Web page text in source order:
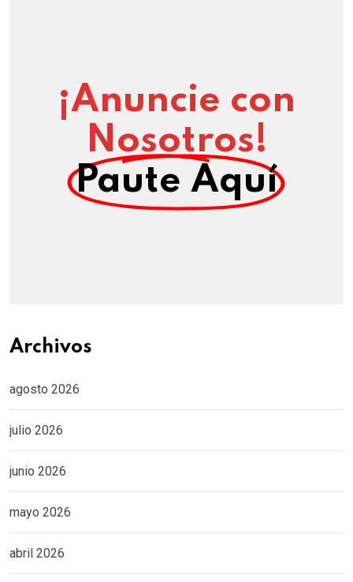
¡Anuncie con
Nosotros!
Paute Aquí
Archivos
agosto 2026
julio 2026
junio 2026
mayo 2026
abril 2026